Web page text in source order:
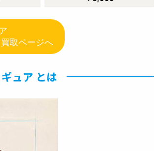
取ページへ
ュア とは